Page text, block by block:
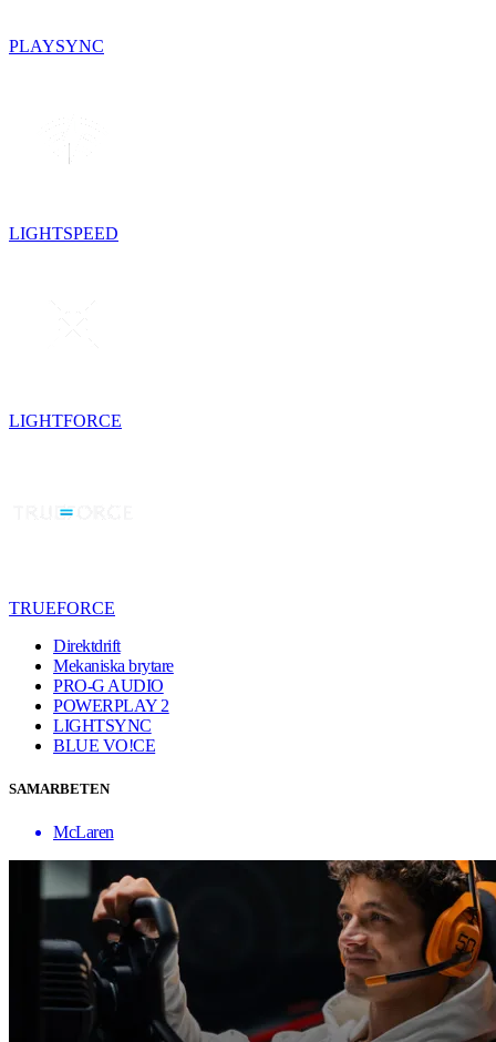
PLAYSYNC
LIGHTSPEED
LIGHTFORCE
TRUEFORCE
Direktdrift
Mekaniska brytare
PRO-G AUDIO
POWERPLAY 2
LIGHTSYNC
BLUE VO!CE
SAMARBETEN
McLaren